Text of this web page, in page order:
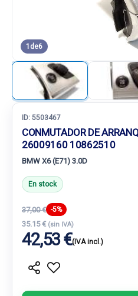
1 de6
ID: 5503467
CONMUTADOR DE
26009160 10862510
BMW X6 (E71) 3.0D
En stock
37,00 € -5%
35.15 € (sin IVA)
42,53 €(IVA incl.)